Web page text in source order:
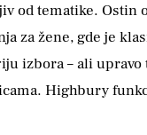
od tematike.
za žene, gde je
izbora – ali
Highbury